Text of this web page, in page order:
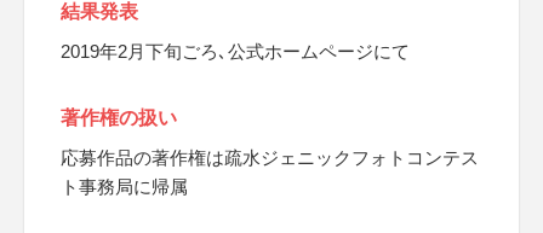
結果発表
2019年2月下旬ごろ､公式ホームページにて
著作権の扱い
応募作品の著作権は疏水ジェニックフォトコンテス
ト事務局に帰属